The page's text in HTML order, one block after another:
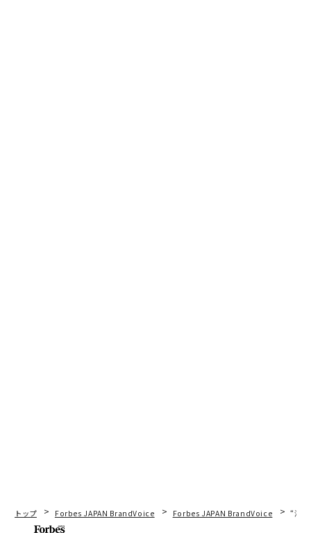
トップ Forbes JAPAN BrandVoice Forbes JAPAN BrandVoice “泊